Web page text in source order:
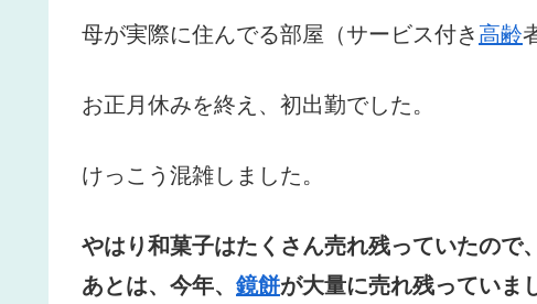
母が実際に住んでる部屋（サービス付き高齢
お正月休みを終え、初出勤でした。
けっこう混雑しました。
やはり和菓子はたくさん売れ残っていたので
あとは、今年、 鏡餅が大量に売れ残っていま